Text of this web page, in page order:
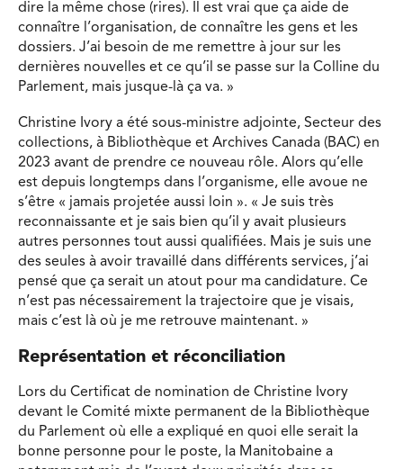
dire la même chose (rires). Il est vrai que ça aide de
connaître l’organisation, de connaître les gens et les
dossiers. J’ai besoin de me remettre à jour sur les
dernières nouvelles et ce qu’il se passe sur la Colline du
Parlement, mais jusque-là ça va. »
Christine Ivory a été sous-ministre adjointe, Secteur des
collections, à Bibliothèque et Archives Canada (BAC) en
2023 avant de prendre ce nouveau rôle. Alors qu’elle
est depuis longtemps dans l’organisme, elle avoue ne
s’être « jamais projetée aussi loin ». « Je suis très
reconnaissante et je sais bien qu’il y avait plusieurs
autres personnes tout aussi qualifiées. Mais je suis une
des seules à avoir travaillé dans différents services, j’ai
pensé que ça serait un atout pour ma candidature. Ce
n’est pas nécessairement la trajectoire que je visais,
mais c’est là où je me retrouve maintenant. »
Représentation et réconciliation
Lors du Certificat de nomination de Christine Ivory
devant le Comité mixte permanent de la Bibliothèque
du Parlement où elle a expliqué en quoi elle serait la
bonne personne pour le poste, la Manitobaine a